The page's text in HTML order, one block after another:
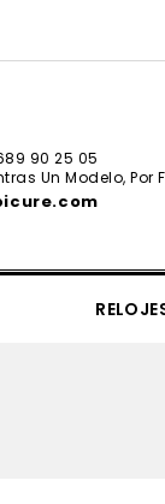
90 25 05
Un Modelo,